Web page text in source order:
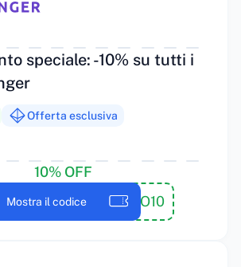
speciale: -10% su tutti i
Offerta esclusiva
10% OFF
PROMO10
Mostra il codice